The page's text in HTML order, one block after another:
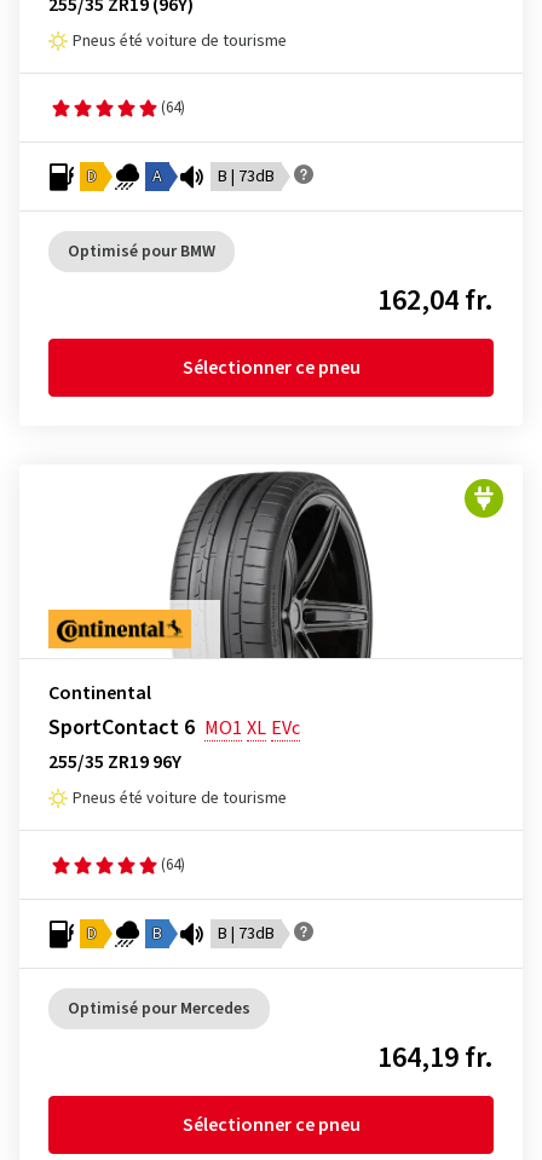
Pneus été voiture de tourisme
(64)
D A B | 73dB
Optimisé pour BMW
162,04 fr.
Sélectionner ce pneu
Continental
SportContact 6 MO1 XL EVc
255/35 ZR19 96Y
Pneus été voiture de tourisme
(64)
D B B | 73dB
Optimisé pour Mercedes
164,19 fr.
Sélectionner ce pneu